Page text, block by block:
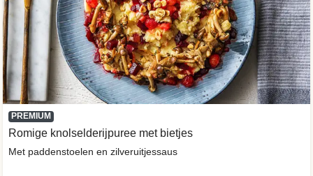
PREMIUM
Romige knolselderijpuree met bietjes
Met paddenstoelen en zilveruitjessaus